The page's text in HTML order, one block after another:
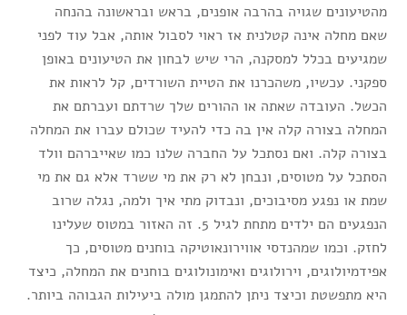
מהטיעונים שגויה בהרבה אופנים, בראש ובראשונה בהנחה
שאם מחלה אינה קטלנית אז ראוי לסבול אותה, אבל עוד לפני
שמגיעים בכלל למסקנה, הרי שיש לבחון את הטיעונים באופן
ספקני. עכשיו, משהכרנו את הטיית השורדים, קל לראות את
הכשל. העובדה שאתה או ההורים שלך שרדתם ועברתם את
המחלה בצורה קלה אין בה כדי להעיד שכולם עברו את המחלה
בצורה קלה. ואם נסתכל על החברה שלנו כמו שאייברהם וולד
הסתכל על מטוסים, ונבחן לא רק את מי ששרד אלא גם את מי
שמת או נפגע מסיבוכים, ונבדוק מתי איך ולמה, נגלה שרוב
הנפגעים הם ילדים מתחת לגיל 5. זה האזור במטוס שעלינו
לחזק. וכמו שמהנדסי אווירונאוטיקה בוחנים מטוסים, כך
אפידמיולוגים, וירולוגים ואימונולוגים בוחנים את המחלה, כיצד
היא מתפשטת וכיצד ניתן להתמגן מולה ביעילות הגבוהה ביותר.